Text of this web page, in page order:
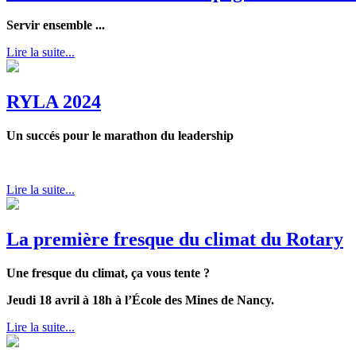
Servir ensemble ...
Lire la suite...
RYLA 2024
Un succés pour le marathon du leadership
Lire la suite...
La première fresque du climat du Rotary
Une fresque du climat, ça vous tente ?
Jeudi 18 avril à 18h à l’École des Mines de Nancy.
Lire la suite...